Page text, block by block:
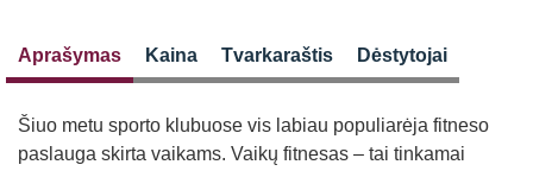
Aprašymas Kaina Tvarkaraštis Dėstytojai
Šiuo metu sporto klubuose vis labiau populiarėja fitneso
paslauga skirta vaikams. Vaikų fitnesas – tai tinkamai